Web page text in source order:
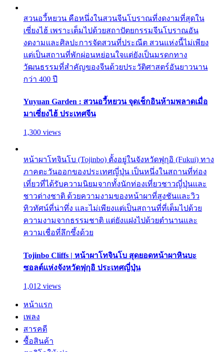
สวนอวี้หยวน คือหนึ่งในสวนจีนโบราณที่งดงามที่สุดใน
เซี่ยงไฮ้ เพราะเต็มไปด้วยสถาปัตยกรรมจีนโบราณอัน
งดงามและศิลปะการจัดสวนที่ประณีต สวนแห่งนี้ไม่เพียง
แต่เป็นสถานที่พักผ่อนหย่อนใจแต่ยังเป็นมรดกทาง
วัฒนธรรมที่สำคัญของจีนด้วยประวัติศาสตร์อันยาวนาน
กว่า 400 ปี
Yuyuan Garden : สวนอวี้หยวน จุดเช็กอินห้ามพลาดเมื่อ
มาเซี่ยงไฮ้ ประเทศจีน
1,300 views
หน้าผาโทจินโบ (Tojinbo) ตั้งอยู่ในจังหวัดฟุกุอิ (Fukui) ทาง
ภาคตะวันออกของประเทศญี่ปุ่น เป็นหนึ่งในสถานที่ท่อง
เที่ยวที่ได้รับความนิยมจากทั้งนักท่องเที่ยวชาวญี่ปุ่นและ
ชาวต่างชาติ ด้วยความงามของหน้าผาที่สูงชันและวิว
ทิวทัศน์ที่น่าทึ่ง และไม่เพียงแต่เป็นสถานที่ที่เต็มไปด้วย
ความงามจากธรรมชาติ แต่ยังแฝงไปด้วยตำนานและ
ความเชื่อที่ลึกซึ้งด้วย
Tojinbo Cliffs | หน้าผาโทจินโบ สุดยอดหน้าผาหินบะ
ซอลต์แห่งจังหวัดฟุกุอิ ประเทศญี่ปุ่น
1,012 views
หน้าแรก
เพลง
สารคดี
ซื้อสินค้า